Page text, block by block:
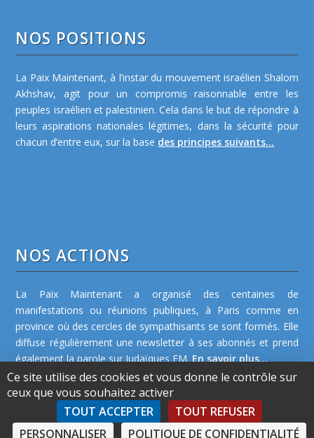
NOS POSITIONS
La Paix Maintenant, à l’instar du mouvement israélien Shalom
Akhshav, agit pour un compromis raisonnable entre les
peuples israélien et palestinien. Cela dans le but de répondre à
leurs aspirations nationales légitimes, dans la sécurité pour
chacun d’entre eux, sur la base des principes suivants...
NOS ACTIONS
La Paix Maintenant a organisé des centaines de
manifestations ou réunions publiques, à Paris comme en
province où des cercles de sympathisants se sont formés. Elle
diffuse régulièrement une newsletter à ses abonnés et prend
également la parole sur Judaïques FM. En savoir plus...
Ce site utilise des cookies et vous donne le contrôle sur
ceux que vous souhaitez activer
TOUT ACCEPTER
TOUT REFUSER
PERSONNALISER
POLITIQUE DE CONFIDENTIALITÉ